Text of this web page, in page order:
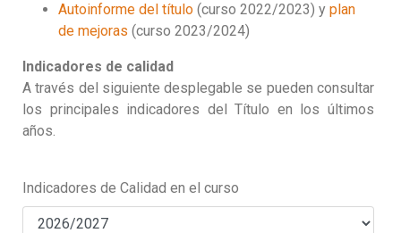
Autoinforme del título (curso 2022/2023) y plan
de mejoras (curso 2023/2024)
Indicadores de calidad
A través del siguiente desplegable se pueden consultar
los principales indicadores del Título en los últimos
años.
Indicadores de Calidad en el curso